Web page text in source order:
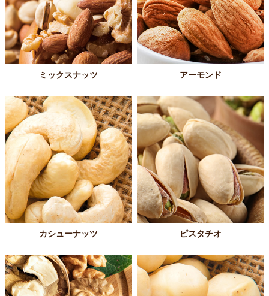
ミックスナッツ アーモンド
カシューナッツ ピスタチオ